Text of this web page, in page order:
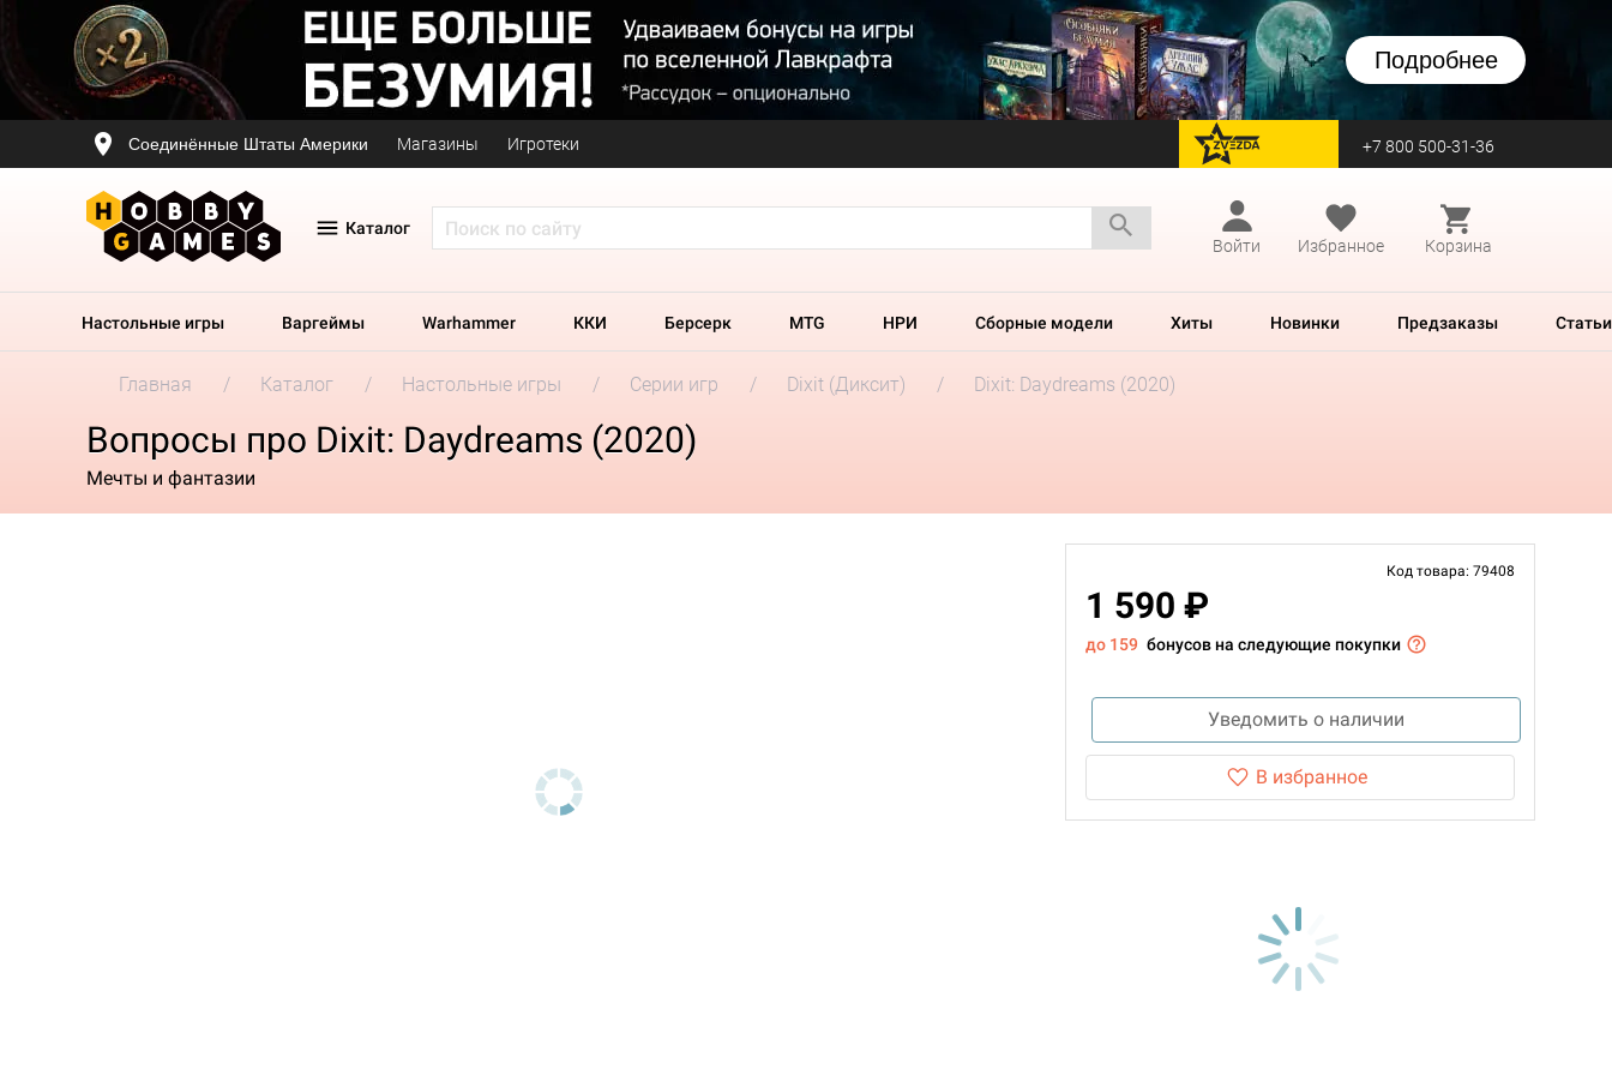
Подробнее
Соединённые Штаты Америки Магазины Игротеки перейти на Zvezda +7 800 500-31-36
Каталог
Войти
Избранное Корзина
Настольные игры Варгеймы Warhammer ККИ Берсерк MTG НРИ Сборные модели Хиты Новинки Предзаказы Статьи
Главная Каталог Настольные игры Серии игр Dixit (Диксит) Dixit: Daydreams (2020)
Вопросы про Dixit: Daydreams (2020)
Мечты и фантазии
Код товара: 79408
1 590 ₽
до 159 бонусов на следующие покупки
Уведомить о наличии
В избранное